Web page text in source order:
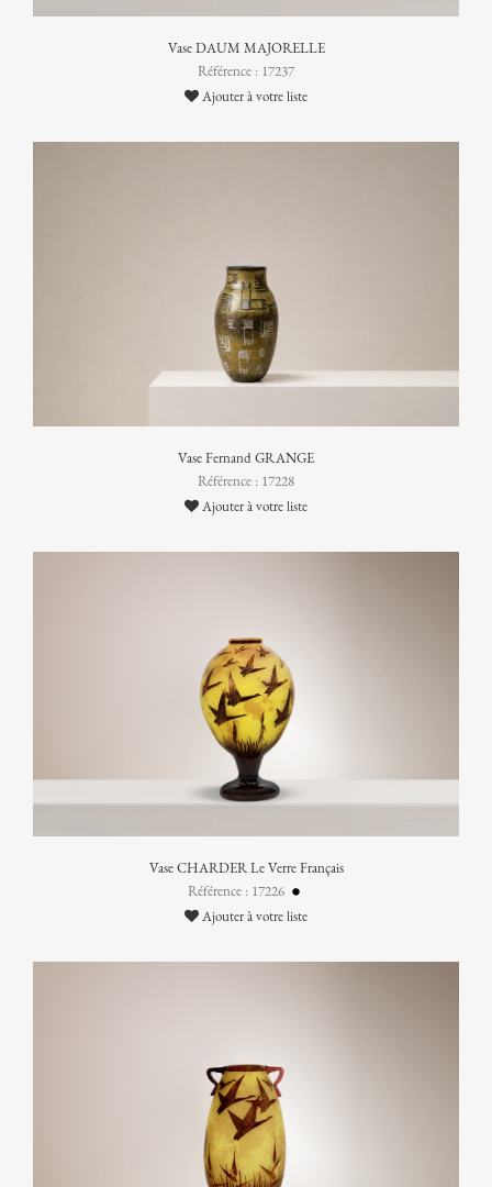
Vase DAUM MAJORELLE
Référence : 17237
Ajouter à votre liste
Vase Fernand GRANGE
Référence : 17228
Ajouter à votre liste
Vase CHARDER Le Verre Français
Référence : 17226
Ajouter à votre liste